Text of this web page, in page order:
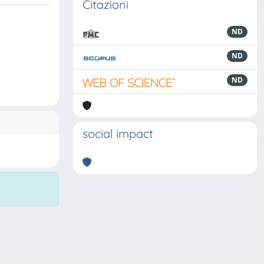
Citazioni
ND
ND
ND
social impact